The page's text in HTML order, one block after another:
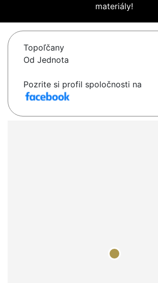
materiály!
Topoľčany
Od Jednota
Pozrite si profil spoločnosti na